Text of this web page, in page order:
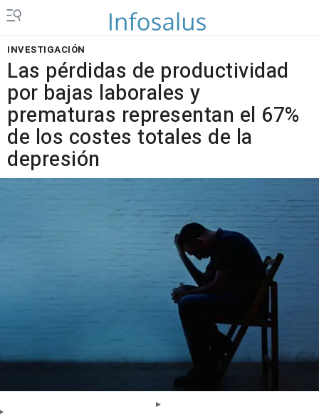
INVESTIGACIÓN
Las pérdidas de productividad
por bajas laborales y
prematuras representan el 67%
de los costes totales de la
depresión